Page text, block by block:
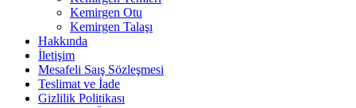
Kemirgen Otu
Kemirgen Talaşı
Hakkında
İletişim
Mesafeli Saış Sözleşmesi
Teslimat ve İade
Gizlilik Politikası